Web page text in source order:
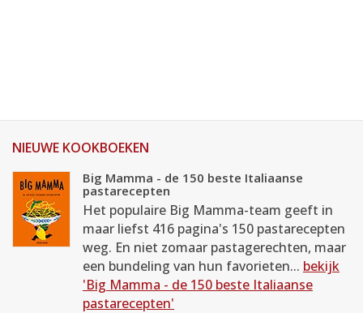
NIEUWE KOOKBOEKEN
Big Mamma - de 150 beste Italiaanse
pastarecepten
Het populaire Big Mamma-team geeft in
maar liefst 416 pagina's 150 pastarecepten
weg. En niet zomaar pastagerechten, maar
een bundeling van hun favorieten... bekijk
'Big Mamma - de 150 beste Italiaanse
pastarecepten'